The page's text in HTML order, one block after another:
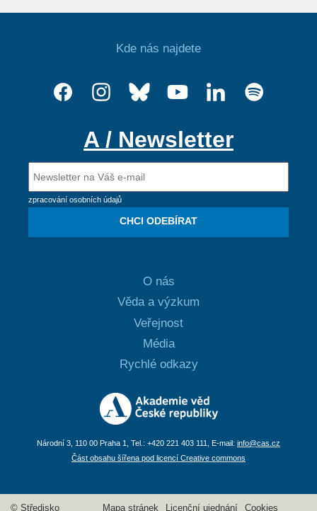
Kde nás najdete
A / Newsletter
zpracování osobních údajů
CHCI ODEBÍRAT
O nás
Věda a výzkum
Veřejnost
Média
Rychlé odkazy
Národní 3, 110 00 Praha 1, Tel.: +420 221 403 111, E-mail: info@cas.cz
Část obsahu šířena pod licencí Creative commons
© Středisko Mapa stránek Licenční ujednání Cookies